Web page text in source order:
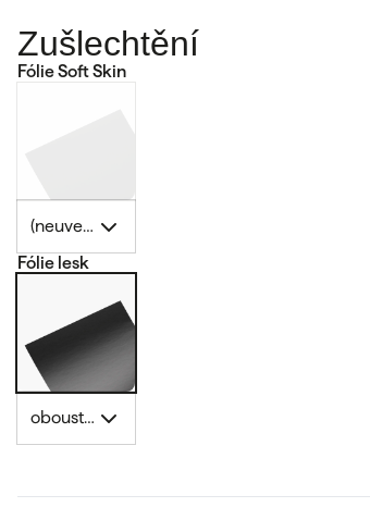
Zušlechtění
Fólie Soft Skin
(neuvedeno)
Fólie lesk
oboustranně